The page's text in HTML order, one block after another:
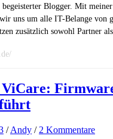
begeisterter Blogger. Mit
uns um alle IT-Belange von
zusätzlich sowohl Partner
ViCare:
/Andy / 2 Kommentare